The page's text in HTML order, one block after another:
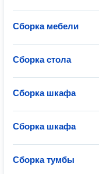
Сборка мебели
Сборка стола
Сборка шкафа
Сборка шкафа
Сборка тумбы